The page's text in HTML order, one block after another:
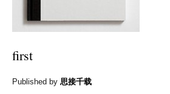
first
Published by 思接千载